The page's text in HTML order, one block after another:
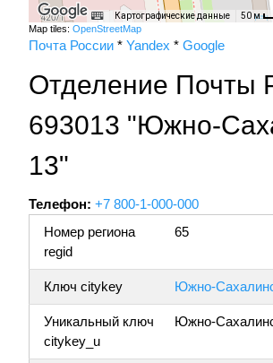
Картографические данные 50 м
Map tiles: OpenStreetMap
Почта России * Yandex * Google
Отделение Почты
693013 "Южно-
13"
Телефон: +7 800-1-000-000
Номер региона
regid
65
Ключ citykey Южно-
Уникальный ключ
citykey_u
Южно-